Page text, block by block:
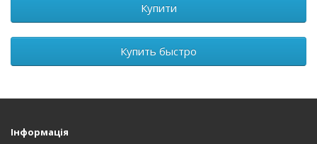
Купити
Купить быстро
Інформація